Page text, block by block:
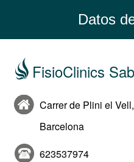
Datos
FisioClinics
Carrer de Plini el
Barcelona
623537974